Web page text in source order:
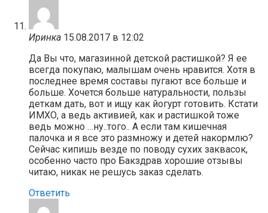
Иринка 15.08.2017 в 12:02
Да Вы что, магазинной детской растишкой? Я ее
всегда покупаю, малышам очень нравится. Хотя в
последнее время составы пугают все больше и
больше. Хочется больше натуральности, пользы
деткам дать, вот и ищу как йогурт готовить. Кстати
ИМХО, а ведь активией, как и растишкой тоже
ведь можно …ну..того.. А если там кишечная
палочка и я все это размножу и детей накормлю?
Сейчас кипишь везде по поводу сухих заквасок,
особенно часто про Бакздрав хорошие отзывы
читаю, никак не решусь заказ сделать.
Ответить